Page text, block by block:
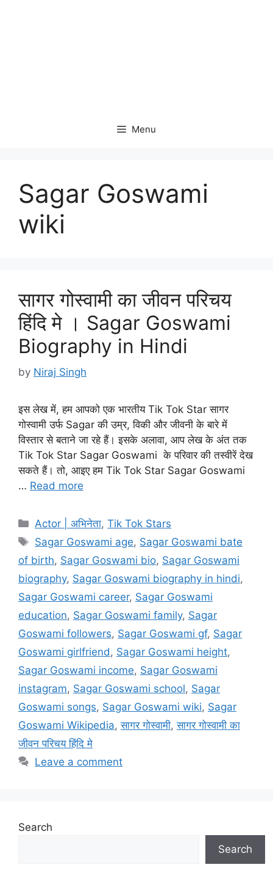
Menu
Sagar Goswami
wiki
सागर गोस्वामी का जीवन परिचय
हिंदि मे । Sagar Goswami
Biography in Hindi
by Niraj Singh
इस लेख में, हम आपको एक भारतीय Tik Tok Star सागर
गोस्वामी उर्फ Sagar की उम्र, विकी और जीवनी के बारे में
विस्तार से बताने जा रहे हैं। इसके अलावा, आप लेख के अंत तक
Tik Tok Star Sagar Goswami के परिवार की तस्वीरें देख
सकते हैं। तो, आइए हम Tik Tok Star Sagar Goswami
… Read more
Categories
Actor | अभिनेता,Tik Tok Stars
Tags
Sagar Goswami age, Sagar Goswami bate
of birth, Sagar Goswami bio, Sagar Goswami
biography, Sagar Goswami biography in hindi,
Sagar Goswami career, Sagar Goswami
education, Sagar Goswami family, Sagar
Goswami followers, Sagar Goswami gf, Sagar
Goswami girlfriend, Sagar Goswami height,
Sagar Goswami income, Sagar Goswami
instagram, Sagar Goswami school, Sagar
Goswami songs, Sagar Goswami wiki, Sagar
Goswami Wikipedia,सागर गोस्वामी,सागर गोस्वामी का
जीवन परिचय हिंदि मे
Leave a comment
Search
Search